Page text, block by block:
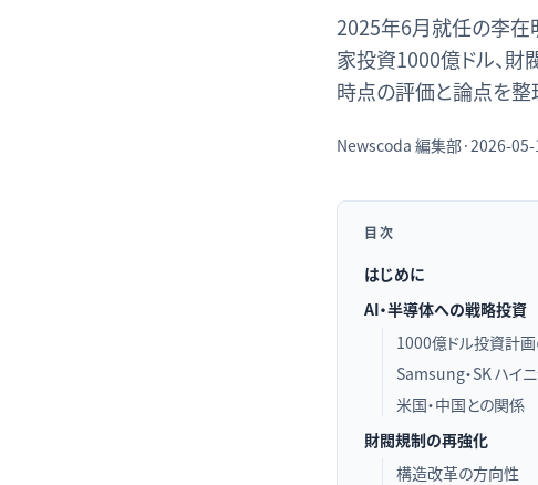
2025年6月就任の李在
家投資1000億ドル、
時点の評価と論点を整
Newscoda 編集部·2026-05-
目次
はじめに
AI・半導体への戦略投資
1000億ドル投資計
Samsung・SK ハイ
米国・中国との関係
財閥規制の再強化
構造改革の方向性